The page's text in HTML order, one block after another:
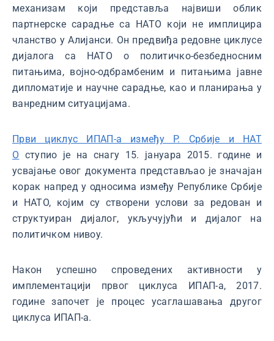
механизам који представља највиши облик
партнерске сарадње са НАТО који не имплицира
чланство у Алијанси. Он предвиђа редовне циклусе
дијалога са НАТО о политичко-безбедносним
питањима, војно-одбрамбеним и питањима јавне
дипломатије и научне сарадње, као и планирања у
ванредним ситуацијама.
Први циклус ИПАП-а између Р. Србије и НАТ
О ступио је на снагу 15. јануара 2015. године и
усвајање овог документа представљао је значајан
корак напред у односима између Републике Србије
и НАТО, којим су створени услови за редован и
структуиран дијалог, укључујући и дијалог на
политичком нивоу.
Након успешно спроведених активности у
имплементацији првог циклуса ИПАП-a, 2017.
године започет је процес усаглашавања другог
циклуса ИПАП-а.